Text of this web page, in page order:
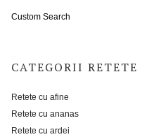
Custom Search
CATEGORII RETETE
Retete cu afine
Retete cu ananas
Retete cu ardei